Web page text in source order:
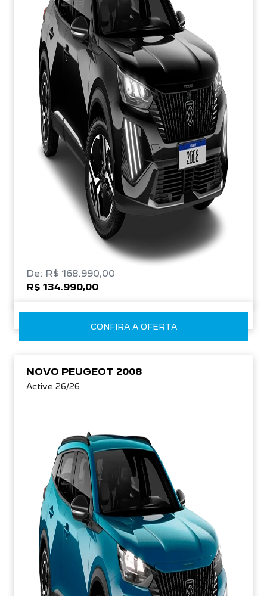
De: R$ 168.990,00
R$ 134.990,00
CONFIRA A OFERTA
NOVO PEUGEOT 2008
Active 26/26